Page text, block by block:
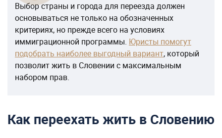
Выбор страны и города для переезда должен
основываться не только на обозначенных
критериях, но прежде всего на условиях
иммиграционной программы. Юристы помогут
подобрать наиболее выгодный вариант, который
позволит жить в Словении с максимальным
набором прав.
Как переехать жить в Словению